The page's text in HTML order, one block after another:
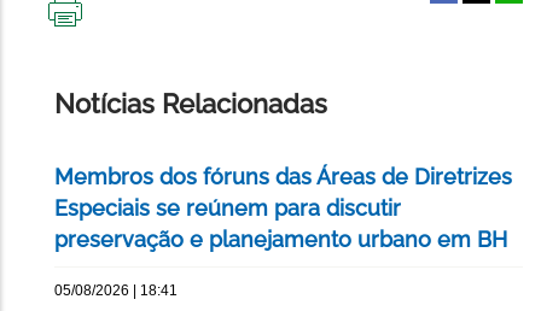
Notícias Relacionadas
Membros dos fóruns das Áreas de Diretrizes
Especiais se reúnem para discutir
preservação e planejamento urbano em BH
05/08/2026 | 18:41